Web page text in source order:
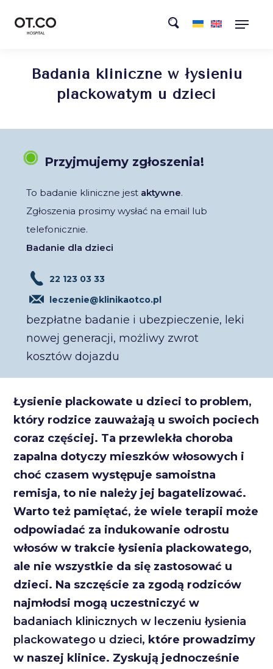
Badania kliniczne w łysieniu
plackowatym u dzieci
Przyjmujemy zgłoszenia!
To badanie kliniczne jest aktywne.
Zgłoszenia prosimy wysłać na email lub
telefonicznie.
Badanie dla dzieci
22 123 03 33
leczenie@klinikaotco.pl
bezpłatne badanie i ubezpieczenie, leki
nowej generacji, możliwy zwrot
kosztów dojazdu
Łysienie plackowate u dzieci to problem,
który rodzice zauważają u swoich pociech
coraz częściej. Ta przewlekła choroba
zapalna dotyczy mieszków włosowych i
choć czasem występuje samoistna
remisja, to nie należy jej bagatelizować.
Warto też pamiętać, że wiele terapii może
odpowiadać za indukowanie odrostu
włosów w trakcie łysienia plackowatego,
ale nie wszystkie da się zastosować u
dzieci. Na szczęście za zgodą rodziców
najmłodsi mogą uczestniczyć w
badaniach klinicznych w leczeniu łysienia
plackowatego u dzieci, które prowadzimy
w naszej klinice. Zyskują jednocześnie